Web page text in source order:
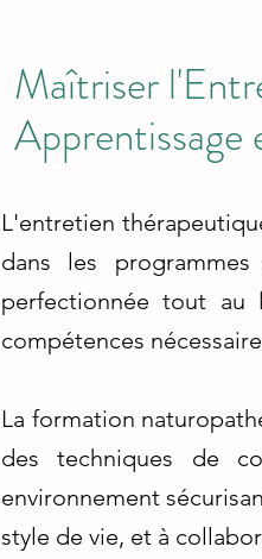
Maîtriser
L'entretien
dans les
perfectionnée tout au
compétences
La formation
des techniques de
environnement
style de vie, et à